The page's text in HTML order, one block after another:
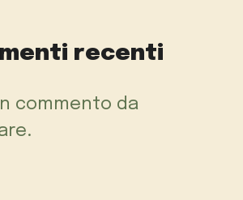
recenti
commento da